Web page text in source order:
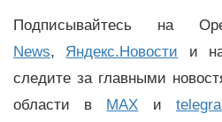
Подписывайтесь на
News, Яндекс.Новости и
следите за главными
области в MAX и